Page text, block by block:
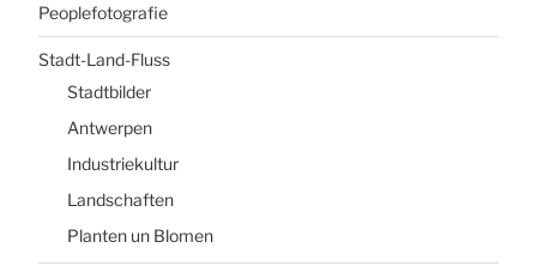
Peoplefotografie
Stadt-Land-Fluss
Stadtbilder
Antwerpen
Industriekultur
Landschaften
Planten un Blomen